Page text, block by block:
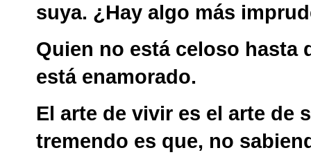
suya. ¿Hay algo más
Quien no está celoso hasta
está enamorado.
El arte de vivir es el arte de
tremendo es que, no